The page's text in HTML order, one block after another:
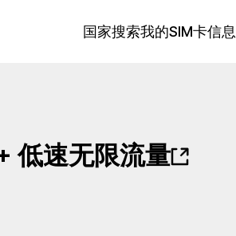
国家搜索我的SIM卡信息
低速无限流量